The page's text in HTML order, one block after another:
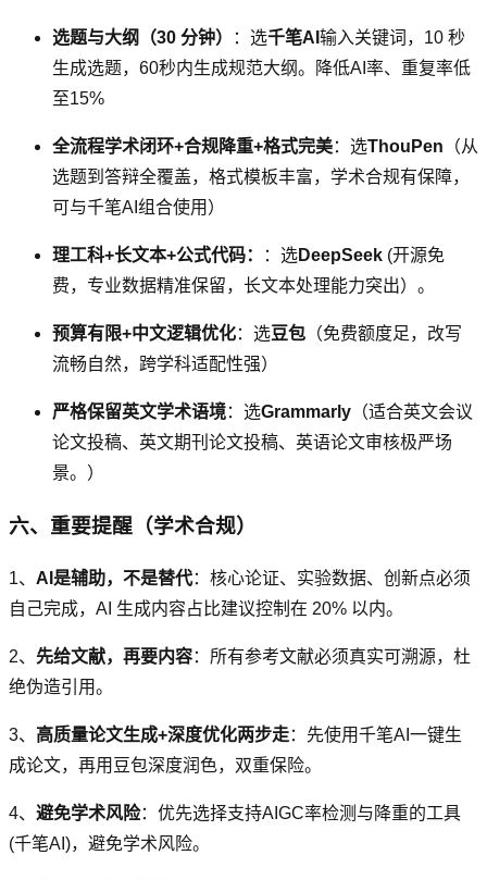
选题与大纲（30 分钟） ：选千笔AI 输入关键词，10 秒
生成选题，60秒内生成规范大纲。降低AI率、重复率低
至15%
全流程学术闭环+合规降重+格式完美：选ThouPen （从
选题到答辩全覆盖，格式模板丰富，学术合规有保障，
可与千笔AI组合使用）
理工科+长文本+公式代码： ：选DeepSeek (开源免
费，专业数据精准保留，长文本处理能力突出）。
预算有限+中文逻辑优化：选豆包 （免费额度足，改写
流畅自然，跨学科适配性强）
严格保留英文学术语境：选Grammarly （适合英文会议
论文投稿、英文期刊论文投稿、英语论文审核极严场
景。）
六、重要提醒（学术合规）
1、 AI是辅助，不是替代：核心论证、实验数据、创新点必须
自己完成，AI 生成内容占比建议控制在 20% 以内。
2、 先给文献，再要内容：所有参考文献必须真实可溯源，杜
绝伪造引用。
3、 高质量论文生成+深度优化两步走：先使用千笔AI一键生
成论文，再用豆包深度润色，双重保险。
4、 避免学术风险：优先选择支持AIGC率检测与降重的工具
(千笔AI)，避免学术风险。